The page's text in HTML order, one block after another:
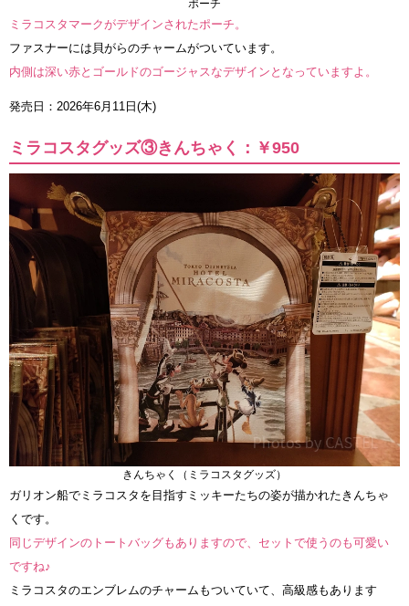
ポーチ
ミラコスタマークがデザインされたポーチ。
ファスナーには貝がらのチャームがついています。
内側は深い赤とゴールドのゴージャスなデザインとなっていますよ。
発売日：2026年6月11日(木)
ミラコスタグッズ③きんちゃく：￥950
きんちゃく（ミラコスタグッズ）
ガリオン船でミラコスタを目指すミッキーたちの姿が描かれたきんちゃ
くです。
同じデザインのトートバッグもありますので、セットで使うのも可愛い
ですね♪
ミラコスタのエンブレムのチャームもついていて、高級感もあります